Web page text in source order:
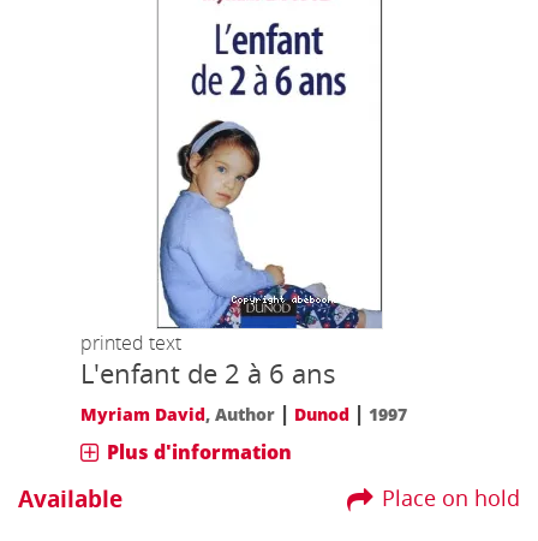
printed text
L'enfant de 2 à 6 ans
Myriam David, Author | Dunod | 1997
Plus d'information
Place on hold
Available